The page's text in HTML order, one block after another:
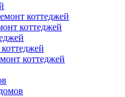
коттеджей
коттеджей
коттеджей